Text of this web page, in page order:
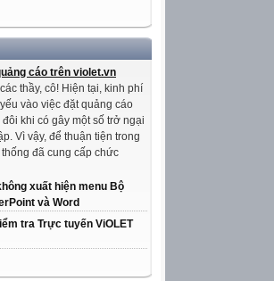
cáo trên violet.vn
thầy, cô! Hiện tại, kinh phí
vào việc đặt quảng cáo
khi có gây một số trở ngại
Vì vậy, để thuận tiện trong
đã cung cấp chức
xuất hiện menu Bộ
và Word
tra Trực tuyến ViOLET